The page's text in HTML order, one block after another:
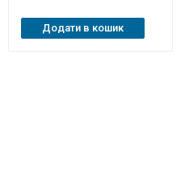
Додати в кошик